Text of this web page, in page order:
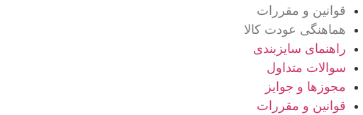
قوانین و مقررات
هماهنگی عودت کالا
راهنمای سایزبندی
سوالات متداول
مجوزها و جوایز
قوانین و مقررات